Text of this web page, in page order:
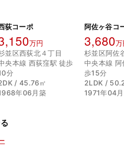
荻コーポ
万円
並区西荻北４丁目
央本線 西荻窪駅 徒歩
分
/ 45.76㎡
年06月築
阿佐ヶ谷コ
3,680万
杉並区阿佐
中央本線
歩15分
2LDK /
1971年04